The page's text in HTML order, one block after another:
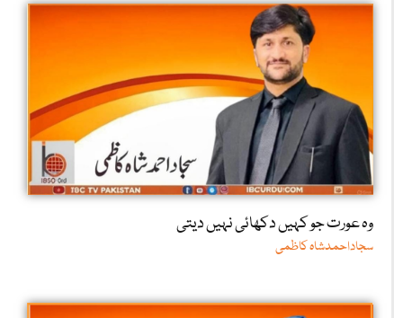
وہ عورت جو کہیں دکھائی نہیں دیتی
سجاداحمدشاہ کاظمی